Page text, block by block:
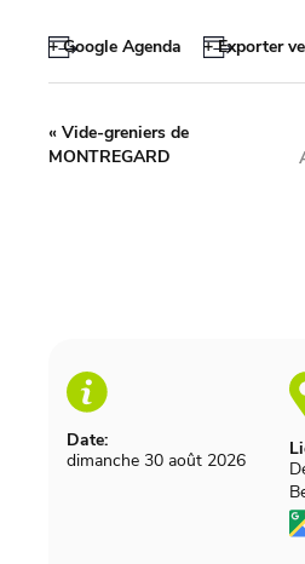
+ Google Agenda + Exporter
Date:
dimanche 30 août 2026
« Vide-greniers de
MONTREGARD